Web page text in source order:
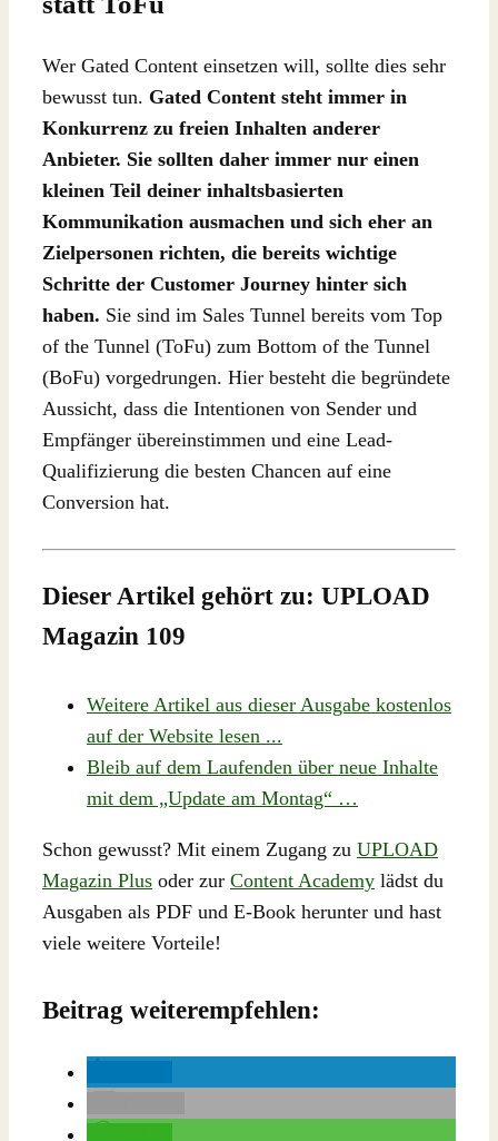
Wer Gated Content einsetzen will, sollte dies sehr
bewusst tun. Gated Content steht immer in
Konkurrenz zu freien Inhalten anderer
Anbieter. Sie sollten daher immer nur einen
kleinen Teil deiner inhaltsbasierten
Kommunikation ausmachen und sich eher an
Zielpersonen richten, die bereits wichtige
Schritte der Customer Journey hinter sich
haben. Sie sind im Sales Tunnel bereits vom Top
of the Tunnel (ToFu) zum Bottom of the Tunnel
(BoFu) vorgedrungen. Hier besteht die begründete
Aussicht, dass die Intentionen von Sender und
Empfänger übereinstimmen und eine Lead-
Qualifizierung die besten Chancen auf eine
Conversion hat.
Dieser Artikel gehört zu: UPLOAD
Magazin 109
Weitere Artikel aus dieser Ausgabe kostenlos
auf der Website lesen ...
Bleib auf dem Laufenden über neue Inhalte
mit dem „Update am Montag“ …
Schon gewusst? Mit einem Zugang zu UPLOAD
Magazin Plus oder zur Content Academy lädst du
Ausgaben als PDF und E-Book herunter und hast
viele weitere Vorteile!
Beitrag weiterempfehlen: